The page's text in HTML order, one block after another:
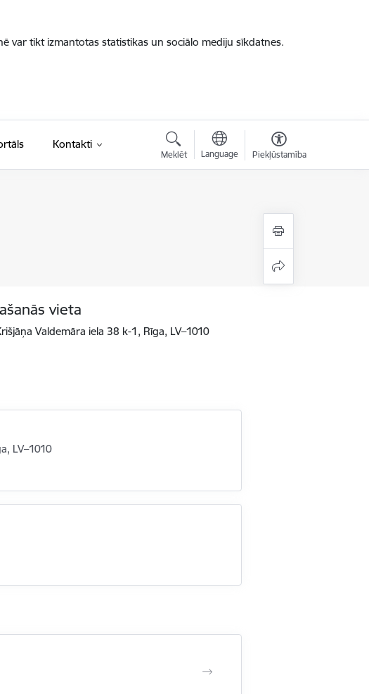
var tikt izmantotas statistikas un sociālo mediju sīkdatnes.
(Ārējā saite)
Kontakti
Meklēt Language Piekļūstamība
vieta
Valdemāra iela 38 k-1, Rīga, LV–1010
LV–1010